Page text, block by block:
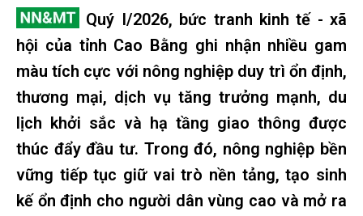
Quý I/2026, bức tranh kinh tế - xã
hội của tỉnh Cao Bằng ghi nhận nhiều gam
màu tích cực với nông nghiệp duy trì ổn định,
thương mại, dịch vụ tăng trưởng mạnh, du
lịch khởi sắc và hạ tầng giao thông được
thúc đẩy đầu tư. Trong đó, nông nghiệp bền
vững tiếp tục giữ vai trò nền tảng, tạo sinh
kế ổn định cho người dân vùng cao và mở ra